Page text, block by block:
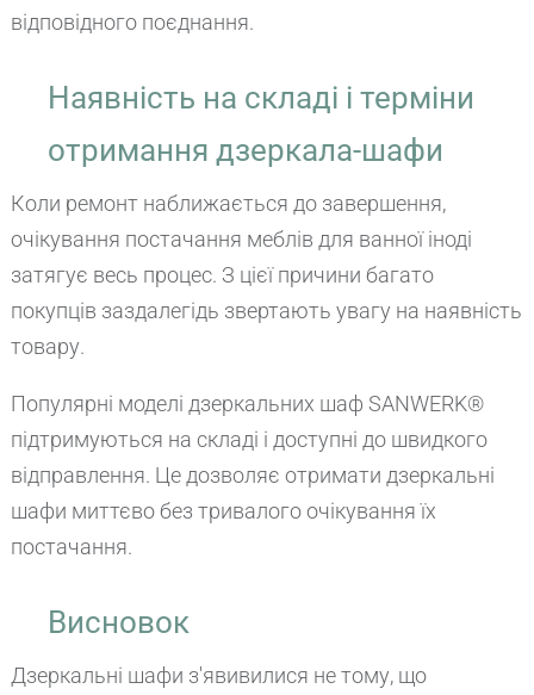
відповідного поєднання.
Наявність на складі і терміни
отримання дзеркала-шафи
Коли ремонт наближається до завершення,
очікування постачання меблів для ванної іноді
затягує весь процес. З цієї причини багато
покупців заздалегідь звертають увагу на наявність
товару.
Популярні моделі дзеркальних шаф SANWERK®
підтримуються на складі і доступні до швидкого
відправлення. Це дозволяє отримати дзеркальні
шафи миттєво без тривалого очікування їх
постачання.
Висновок
Дзеркальні шафи з'явивилися не тому, що